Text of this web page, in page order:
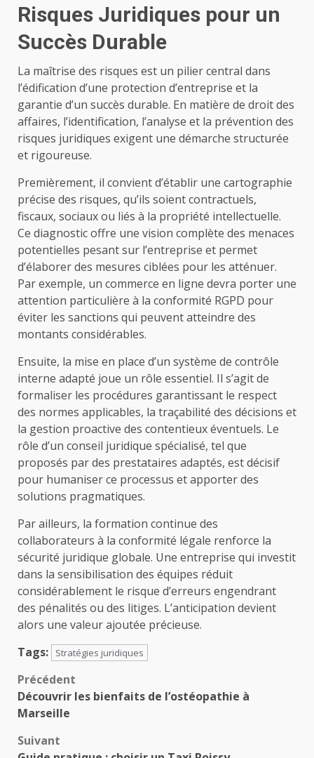
Risques Juridiques pour un
Succès Durable
La maîtrise des risques est un pilier central dans
l’édification d’une protection d’entreprise et la
garantie d’un succès durable. En matière de droit des
affaires, l’identification, l’analyse et la prévention des
risques juridiques exigent une démarche structurée
et rigoureuse.
Premièrement, il convient d’établir une cartographie
précise des risques, qu’ils soient contractuels,
fiscaux, sociaux ou liés à la propriété intellectuelle.
Ce diagnostic offre une vision complète des menaces
potentielles pesant sur l’entreprise et permet
d’élaborer des mesures ciblées pour les atténuer.
Par exemple, un commerce en ligne devra porter une
attention particulière à la conformité RGPD pour
éviter les sanctions qui peuvent atteindre des
montants considérables.
Ensuite, la mise en place d’un système de contrôle
interne adapté joue un rôle essentiel. Il s’agit de
formaliser les procédures garantissant le respect
des normes applicables, la traçabilité des décisions et
la gestion proactive des contentieux éventuels. Le
rôle d’un conseil juridique spécialisé, tel que
proposés par des prestataires adaptés, est décisif
pour humaniser ce processus et apporter des
solutions pragmatiques.
Par ailleurs, la formation continue des
collaborateurs à la conformité légale renforce la
sécurité juridique globale. Une entreprise qui investit
dans la sensibilisation des équipes réduit
considérablement le risque d’erreurs engendrant
des pénalités ou des litiges. L’anticipation devient
alors une valeur ajoutée précieuse.
Tags:
Stratégies juridiques
Navigation
d’article
Précédent
Découvrir les bienfaits de l’ostéopathie à
Marseille
Suivant